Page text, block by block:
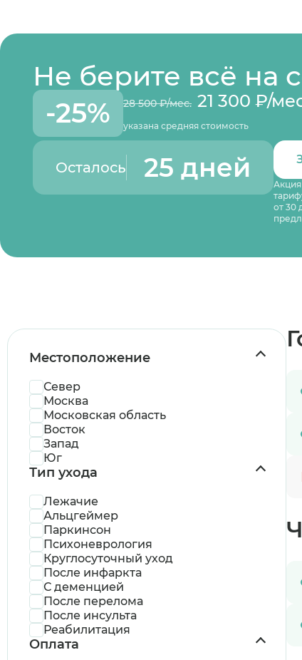
Не берите всё на
-25%
28 500 ₽/мес. 21 300 ₽/
указана средняя стоимость
Осталось 25 дней
Акция
от 30
Местоположение
Север
Москва
Московская область
Восток
Запад
Юг
Тип ухода
Лежачие
Альцгеймер
Паркинсон
Психоневрология
Круглосуточный уход
После инфаркта
С деменцией
После перелома
После инсульта
Реабилитация
Оплата
В